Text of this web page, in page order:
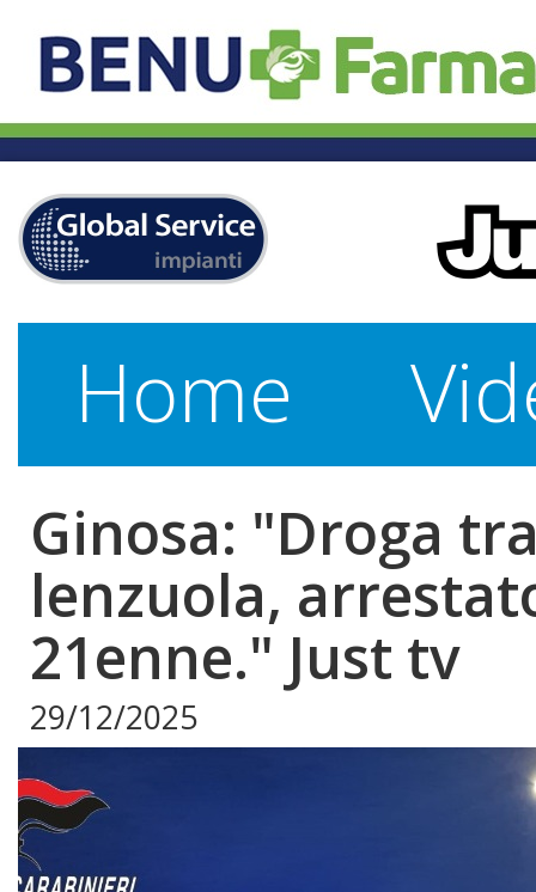
Home
Ginosa: "Droga
lenzuola,
21enne." Just tv
29/12/2025